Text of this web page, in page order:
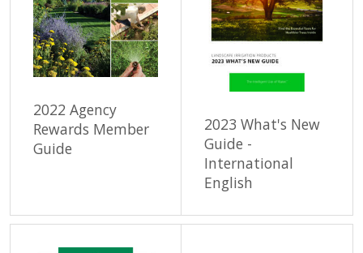
2022 Agency
Rewards Member
Guide
2023 What's New
Guide -
International
English